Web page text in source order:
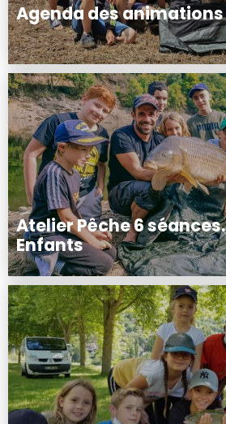
Agenda des animations
Atelier Pêche 6 séances.
Enfants